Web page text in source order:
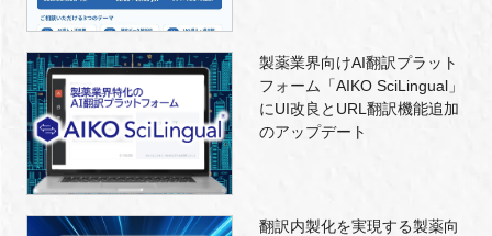
製薬業界向けAI翻訳プラット
フォーム「AIKO SciLingual」
にUI改良とURL翻訳機能追加
のアップデート
翻訳内製化を実現する製薬向